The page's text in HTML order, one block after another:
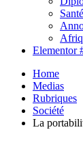
Santé
Elementor
Home
Medias
Rubriques
Société
La